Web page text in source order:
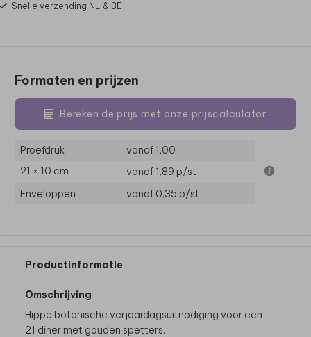
Snelle verzending NL & BE
Formaten en prijzen
Bereken de prijs met onze prijscalculator
Proefdruk
vanaf 1,00
21 × 10 cm
vanaf 1,89 p/st
Enveloppen
vanaf 0,35 p/st
Productinformatie
Omschrijving
Hippe botanische verjaardagsuitnodiging voor een
21 diner met gouden spetters.